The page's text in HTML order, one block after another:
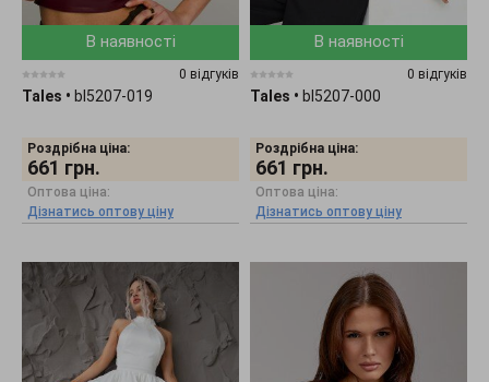
В наявності
0 відгуків
Tales • bl5207-019
Роздрібна ціна:
661 грн.
Оптова ціна:
Дізнатись оптову ціну
В наявності
0 відгуків
Tales • bl5207-000
Роздрібна ціна:
661 грн.
Оптова ціна:
Дізнатись оптову ціну